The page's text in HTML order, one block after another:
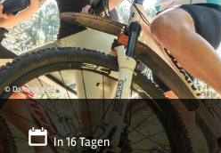
© Dominik Ketz
In 16 Tagen